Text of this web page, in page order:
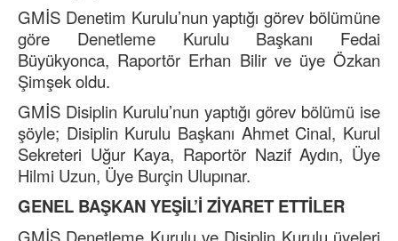
GMİS Denetim Kurulu’nun yaptığı görev bölümüne
göre Denetleme Kurulu Başkanı Fedai
Büyükyonca, Raportör Erhan Bilir ve üye Özkan
Şimşek oldu.
GMİS Disiplin Kurulu’nun yaptığı görev bölümü ise
şöyle; Disiplin Kurulu Başkanı Ahmet Cinal, Kurul
Sekreteri Uğur Kaya, Raportör Nazif Aydın, Üye
Hilmi Uzun, Üye Burçin Ulupınar.
GENEL BAŞKAN YEŞİL’İ ZİYARET ETTİLER